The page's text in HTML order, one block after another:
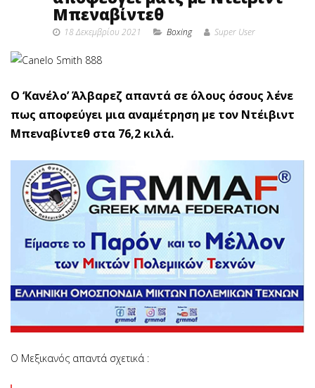
Μπεναβίντεθ
18 Δεκεμβρίου 2021 Boxing Super User
Ο ‘Κανέλο’ Άλβαρεζ απαντά σε όλους όσους λένε
πως αποφεύγει μια αναμέτρηση με τον Ντέιβιντ
Μπεναβίντεθ στα 76,2 κιλά.
Ο Μεξικανός απαντά σχετικά :